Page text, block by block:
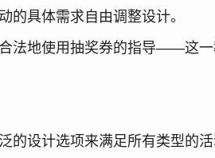
的具体需求自由调整设计。
法地使用抽奖券的指导——这一
的设计选项来满足所有类型的活